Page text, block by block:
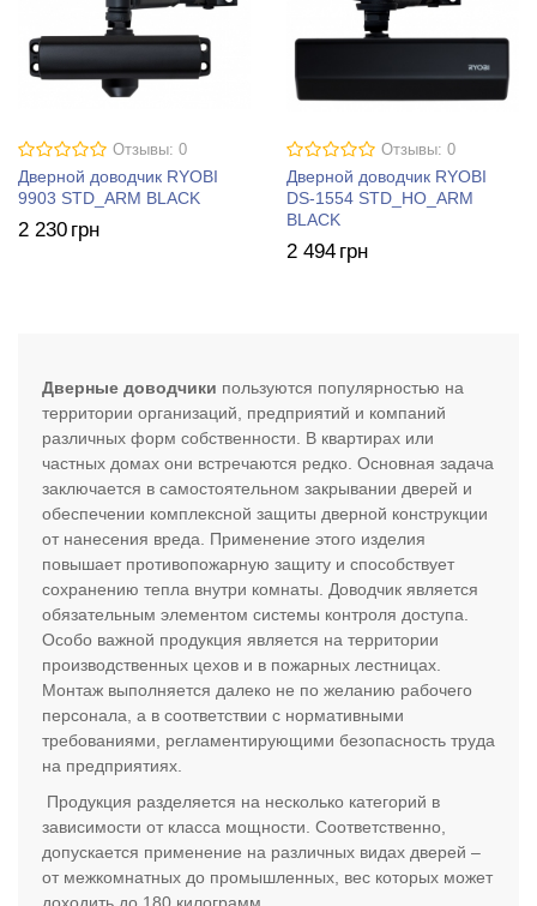
Отзывы: 0
Дверной доводчик RYOBI
9903 STD_ARM BLACK
2 230 грн
Отзывы: 0
Дверной доводчик RYOBI
DS-1554 STD_HO_ARM
BLACK
2 494 грн
Дверные доводчики пользуются популярностью на
территории организаций, предприятий и компаний
различных форм собственности. В квартирах или
частных домах они встречаются редко. Основная задача
заключается в самостоятельном закрывании дверей и
обеспечении комплексной защиты дверной конструкции
от нанесения вреда. Применение этого изделия
повышает противопожарную защиту и способствует
сохранению тепла внутри комнаты. Доводчик является
обязательным элементом системы контроля доступа.
Особо важной продукция является на территории
производственных цехов и в пожарных лестницах.
Монтаж выполняется далеко не по желанию рабочего
персонала, а в соответствии с нормативными
требованиями, регламентирующими безопасность труда
на предприятиях.
Продукция разделяется на несколько категорий в
зависимости от класса мощности. Соответственно,
допускается применение на различных видах дверей –
от межкомнатных до промышленных, вес которых может
доходить до 180 килограмм.